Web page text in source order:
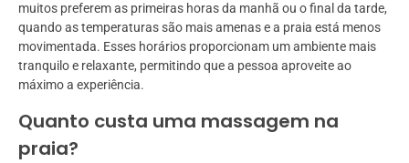
muitos preferem as primeiras horas da manhã ou o final da tarde,
quando as temperaturas são mais amenas e a praia está menos
movimentada. Esses horários proporcionam um ambiente mais
tranquilo e relaxante, permitindo que a pessoa aproveite ao
máximo a experiência.
Quanto custa uma massagem na
praia?